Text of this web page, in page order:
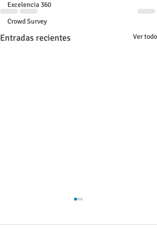
Excelencia 360
Crowd Survey
Entradas recientes Ver todo